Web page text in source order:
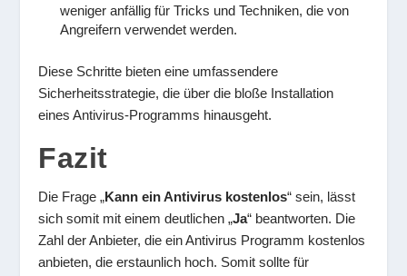
weniger anfällig für Tricks und Techniken, die von
Angreifern verwendet werden.
Diese Schritte bieten eine umfassendere
Sicherheitsstrategie, die über die bloße Installation
eines Antivirus-Programms hinausgeht.
Fazit
Die Frage „Kann ein Antivirus kostenlos“ sein, lässt
sich somit mit einem deutlichen „Ja“ beantworten. Die
Zahl der Anbieter, die ein Antivirus Programm kostenlos
anbieten, die erstaunlich hoch. Somit sollte für